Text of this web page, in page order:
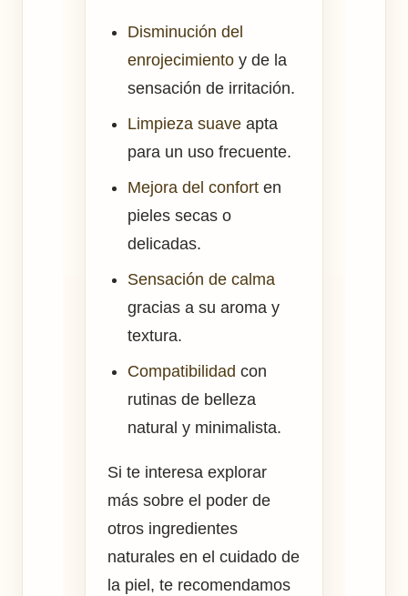
Disminución del
enrojecimiento y de la
sensación de irritación.
Limpieza suave apta
para un uso frecuente.
Mejora del confort en
pieles secas o
delicadas.
Sensación de calma
gracias a su aroma y
textura.
Compatibilidad con
rutinas de belleza
natural y minimalista.
Si te interesa explorar
más sobre el poder de
otros ingredientes
naturales en el cuidado de
la piel, te recomendamos